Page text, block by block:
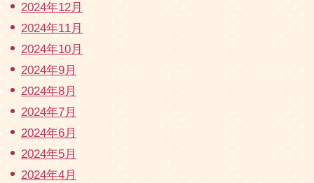
2024年12月
2024年11月
2024年10月
2024年9月
2024年8月
2024年7月
2024年6月
2024年5月
2024年4月